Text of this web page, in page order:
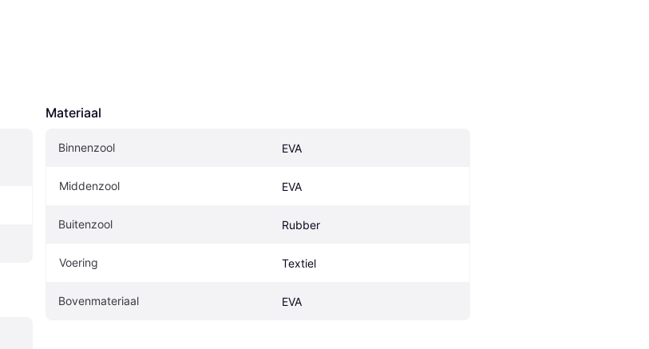
Materiaal
Binnenzool EVA
Middenzool EVA
Buitenzool Rubber
Voering Textiel
Bovenmateriaal EVA